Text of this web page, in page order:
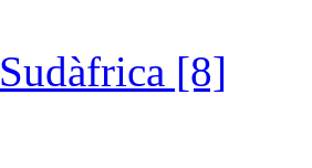
Sudàfrica [8]